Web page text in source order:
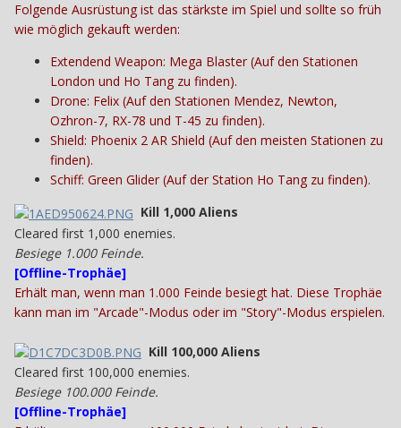
Folgende Ausrüstung ist das stärkste im Spiel und sollte so früh
wie möglich gekauft werden:
Extendend Weapon: Mega Blaster (Auf den Stationen
London und Ho Tang zu finden).
Drone: Felix (Auf den Stationen Mendez, Newton,
Ozhron-7, RX-78 und T-45 zu finden).
Shield: Phoenix 2 AR Shield (Auf den meisten Stationen zu
finden).
Schiff: Green Glider (Auf der Station Ho Tang zu finden).
Kill 1,000 Aliens
Cleared first 1,000 enemies.
Besiege 1.000 Feinde.
[Offline-Trophäe]
Erhält man, wenn man 1.000 Feinde besiegt hat. Diese Trophäe
kann man im "Arcade"-Modus oder im "Story"-Modus erspielen.
Kill 100,000 Aliens
Cleared first 100,000 enemies.
Besiege 100.000 Feinde.
[Offline-Trophäe]